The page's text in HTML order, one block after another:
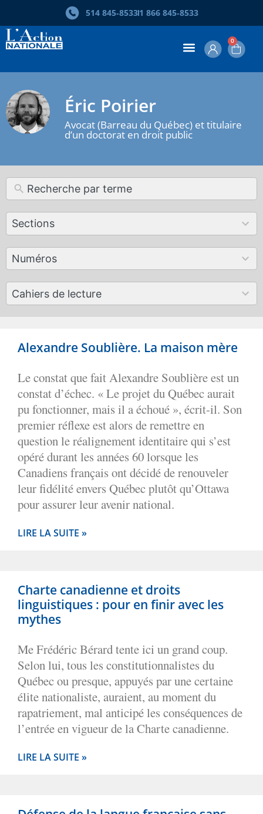
514 845‑85331 866 845‑8533
0
Éric Poirier
Avocat (Barreau du Québec) et titulaire
d’un doctorat en droit public
Sections
12
results
Numéros
179
results
Cahiers de lecture
50
results
Alexandre Soublière. La maison mère
Le constat que fait Alexandre Soublière est un
constat d’échec. « Le projet du Québec aurait
pu fonctionner, mais il a échoué », écrit-il. Son
premier réflexe est alors de remettre en
question le réalignement identitaire qui s’est
opéré durant les années 60 lorsque les
Canadiens français ont décidé de renouveler
leur fidélité envers Québec plutôt qu’Ottawa
pour assurer leur avenir national.
LIRE LA SUITE »
Charte canadienne et droits
linguistiques : pour en finir avec les
mythes
Me Frédéric Bérard tente ici un grand coup.
Selon lui, tous les constitutionnalistes du
Québec ou presque, appuyés par une certaine
élite nationaliste, auraient, au moment du
rapatriement, mal anticipé les conséquences de
l’entrée en vigueur de la Charte canadienne.
LIRE LA SUITE »